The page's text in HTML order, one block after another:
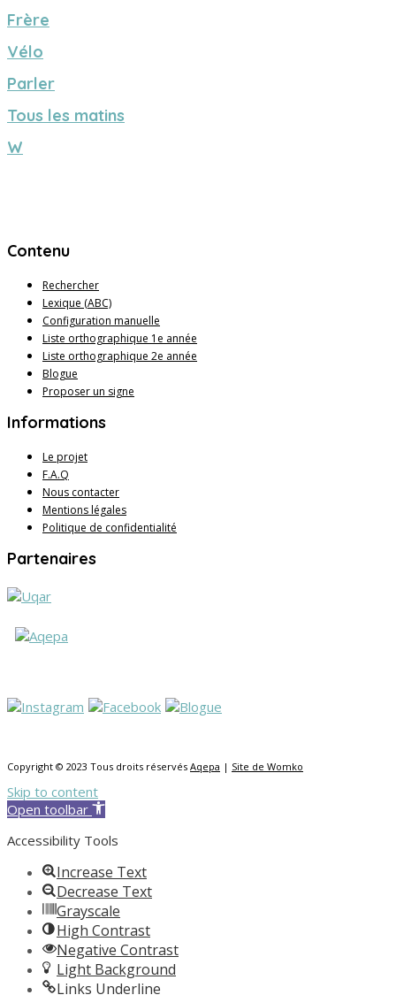
Frère
Vélo
Parler
Tous les matins
W
Contenu
Rechercher
Lexique (ABC)
Configuration manuelle
Liste orthographique 1e année
Liste orthographique 2e année
Blogue
Proposer un signe
Informations
Le projet
F.A.Q
Nous contacter
Mentions légales
Politique de confidentialité
Partenaires
Copyright © 2023 Tous droits réservés Aqepa | Site de Womko
Skip to content
Open toolbar
Accessibility Tools
Increase Text
Decrease Text
Grayscale
High Contrast
Negative Contrast
Light Background
Links Underline